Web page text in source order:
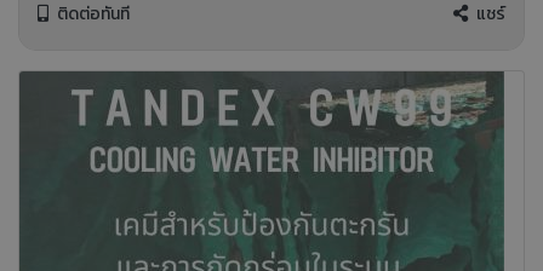
ติดต่อทันที แชร์